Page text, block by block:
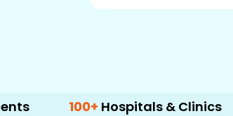
100+ Hospitals & Clinics 500+